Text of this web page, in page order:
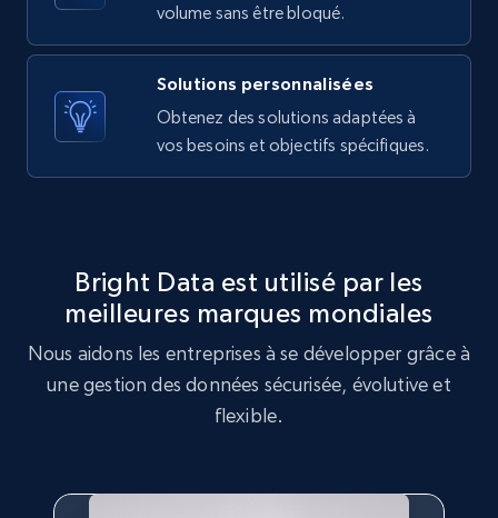
X (formerly Twitter) - Posts - Getting x
posts by array of profiles
ID, User posted, Name, Description, Date
posted, Photos, URL, Quoted post, and more.
TikTok - Profiles
Account id, Nickname, Biography, Awg
engagement rate, Comment engagement rate,
volume sans être bloqué.
Solutions personnalisées
Obtenez des solutions adaptées à
vos besoins et objectifs spécifiques.
Bright Data est utilisé par les
meilleures marques mondiales
Nous aidons les entreprises à se développer grâce à
une gestion des données sécurisée, évolutive et
flexible.